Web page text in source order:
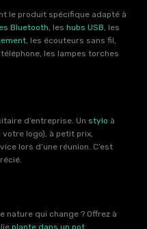
le produit spécifique adapté à
Bluetooth , les hubs USB , les
, les écouteurs sans fil,
les lampes torches
d’entreprise. Un stylo à
logo), à petit prix,
lors d’une réunion. C’est
nature qui change ? Offrez à